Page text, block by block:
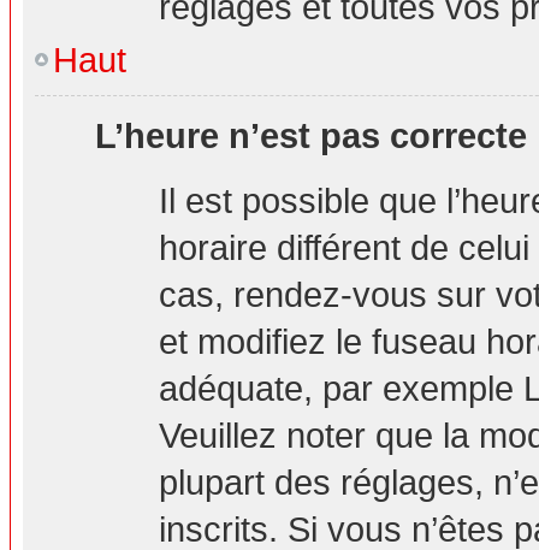
Haut
L’heure n’est pas correcte
Il est possible que
horaire différent de
cas, rendez-vous sur
et modifiez le fuseau
adéquate, par exemple
Veuillez noter que la
plupart des réglages,
inscrits. Si vous n’êtes